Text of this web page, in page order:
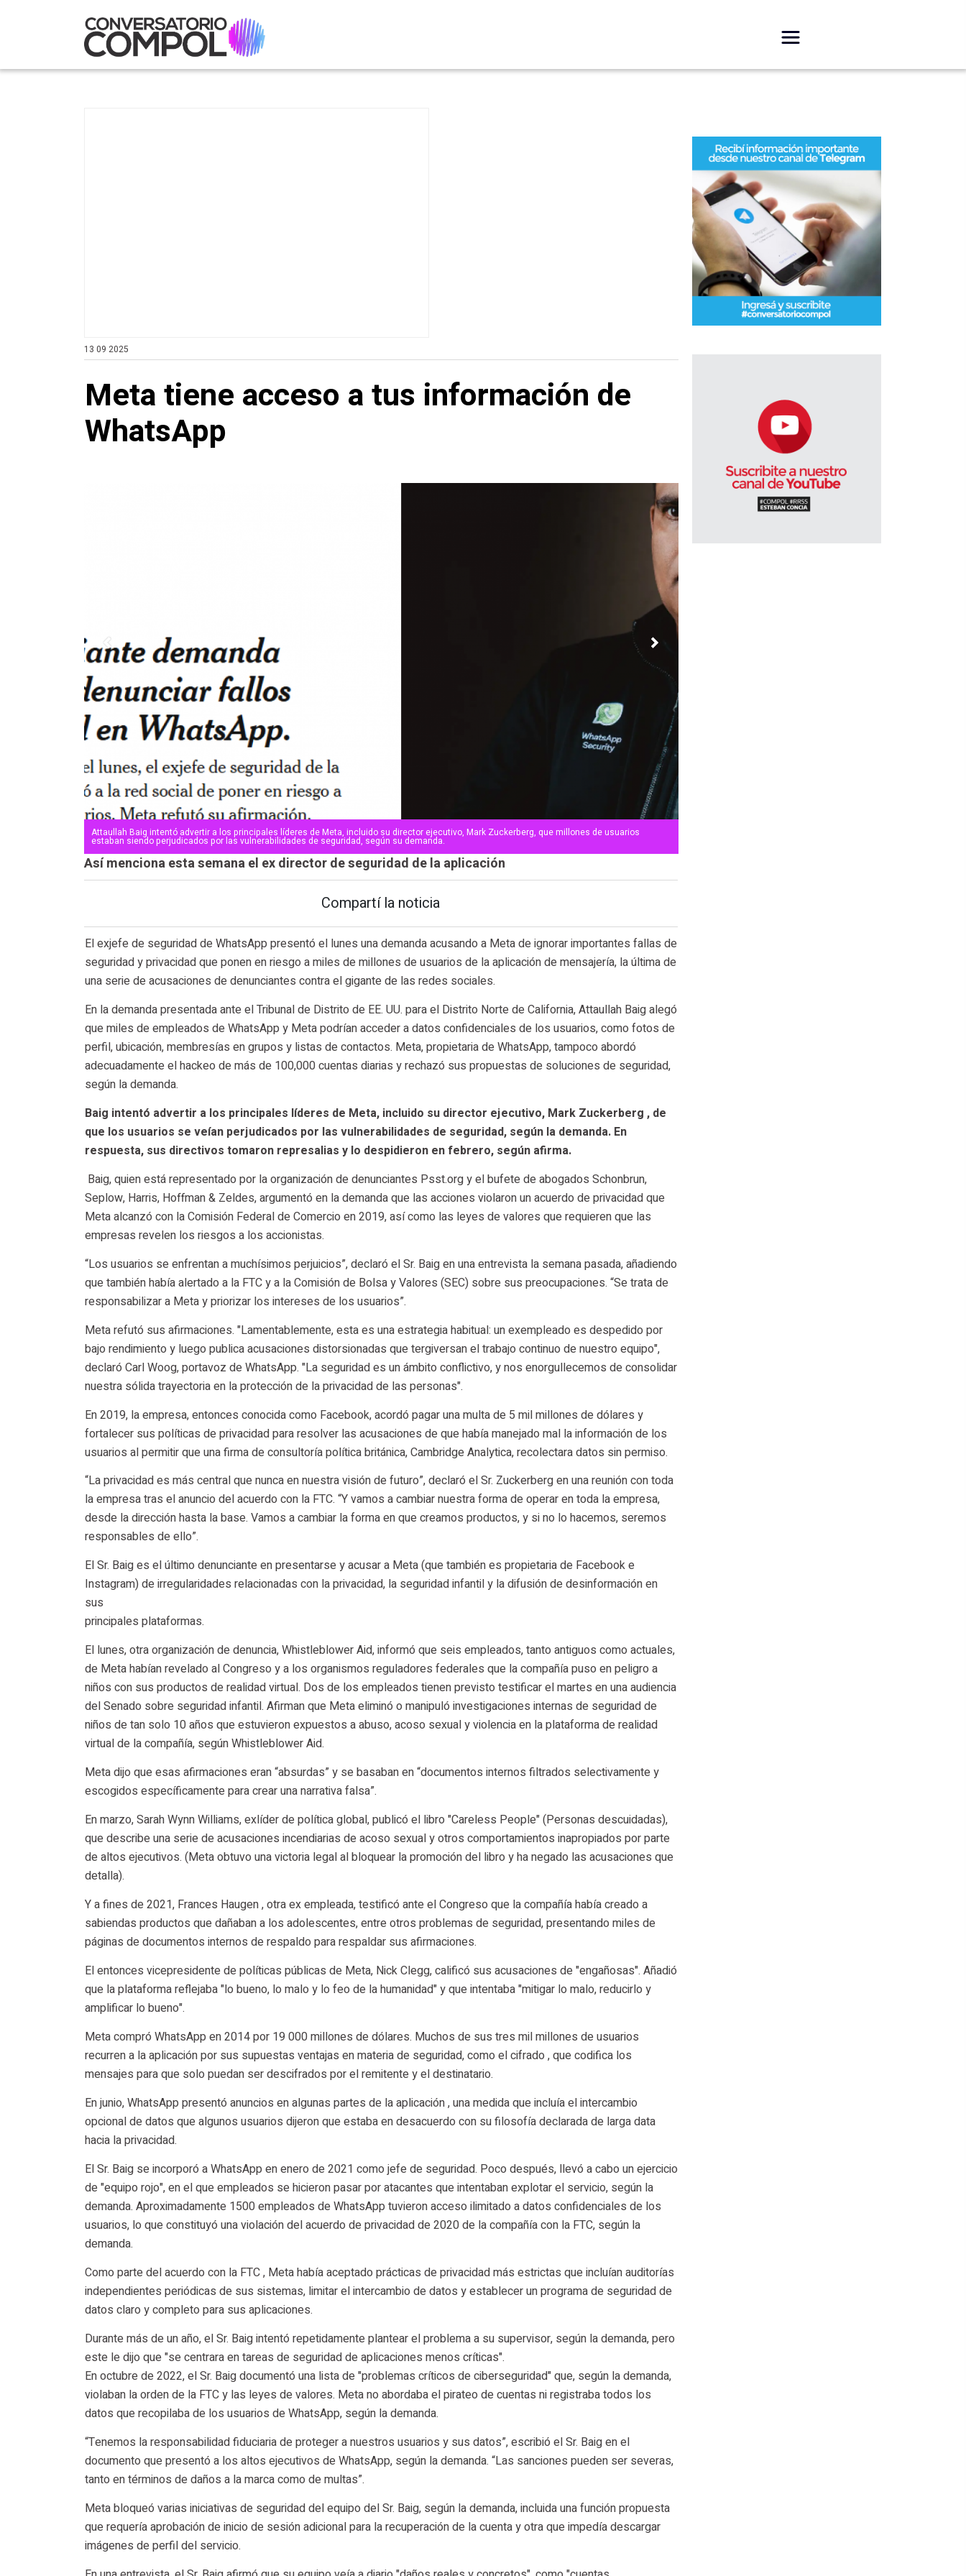
13 09 2025
Meta tiene acceso a tus información de
WhatsApp
Attaullah Baig intentó advertir a los principales líderes de Meta, incluido su director ejecutivo, Mark Zuckerberg, que millones de usuarios
estaban siendo perjudicados por las vulnerabilidades de seguridad, según su demanda.
Así menciona esta semana el ex director de seguridad de la aplicación
Compartí la noticia
El exjefe de seguridad de WhatsApp presentó el lunes una demanda acusando a Meta de ignorar importantes fallas de
seguridad y privacidad que ponen en riesgo a miles de millones de usuarios de la aplicación de mensajería, la última de
una serie de acusaciones de denunciantes contra el gigante de las redes sociales.
En la demanda presentada ante el Tribunal de Distrito de EE. UU. para el Distrito Norte de California, Attaullah Baig alegó
que miles de empleados de WhatsApp y Meta podrían acceder a datos confidenciales de los usuarios, como fotos de
perfil, ubicación, membresías en grupos y listas de contactos. Meta, propietaria de WhatsApp, tampoco abordó
adecuadamente el hackeo de más de 100,000 cuentas diarias y rechazó sus propuestas de soluciones de seguridad,
según la demanda.
Baig intentó advertir a los principales líderes de Meta, incluido su director ejecutivo, Mark Zuckerberg , de
que los usuarios se veían perjudicados por las vulnerabilidades de seguridad, según la demanda. En
respuesta, sus directivos tomaron represalias y lo despidieron en febrero, según afirma.
Baig, quien está representado por la organización de denunciantes Psst.org y el bufete de abogados Schonbrun,
Seplow, Harris, Hoffman & Zeldes, argumentó en la demanda que las acciones violaron un acuerdo de privacidad que
Meta alcanzó con la Comisión Federal de Comercio en 2019, así como las leyes de valores que requieren que las
empresas revelen los riesgos a los accionistas.
“Los usuarios se enfrentan a muchísimos perjuicios”, declaró el Sr. Baig en una entrevista la semana pasada, añadiendo
que también había alertado a la FTC y a la Comisión de Bolsa y Valores (SEC) sobre sus preocupaciones. “Se trata de
responsabilizar a Meta y priorizar los intereses de los usuarios”.
Meta refutó sus afirmaciones. "Lamentablemente, esta es una estrategia habitual: un exempleado es despedido por
bajo rendimiento y luego publica acusaciones distorsionadas que tergiversan el trabajo continuo de nuestro equipo",
declaró Carl Woog, portavoz de WhatsApp. "La seguridad es un ámbito conflictivo, y nos enorgullecemos de consolidar
nuestra sólida trayectoria en la protección de la privacidad de las personas".
En 2019, la empresa, entonces conocida como Facebook, acordó pagar una multa de 5 mil millones de dólares y
fortalecer sus políticas de privacidad para resolver las acusaciones de que había manejado mal la información de los
usuarios al permitir que una firma de consultoría política británica, Cambridge Analytica, recolectara datos sin permiso.
“La privacidad es más central que nunca en nuestra visión de futuro”, declaró el Sr. Zuckerberg en una reunión con toda
la empresa tras el anuncio del acuerdo con la FTC. “Y vamos a cambiar nuestra forma de operar en toda la empresa,
desde la dirección hasta la base. Vamos a cambiar la forma en que creamos productos, y si no lo hacemos, seremos
responsables de ello”.
El Sr. Baig es el último denunciante en presentarse y acusar a Meta (que también es propietaria de Facebook e
Instagram) de irregularidades relacionadas con la privacidad, la seguridad infantil y la difusión de desinformación en
sus
principales plataformas.
El lunes, otra organización de denuncia, Whistleblower Aid, informó que seis empleados, tanto antiguos como actuales,
de Meta habían revelado al Congreso y a los organismos reguladores federales que la compañía puso en peligro a
niños con sus productos de realidad virtual. Dos de los empleados tienen previsto testificar el martes en una audiencia
del Senado sobre seguridad infantil. Afirman que Meta eliminó o manipuló investigaciones internas de seguridad de
niños de tan solo 10 años que estuvieron expuestos a abuso, acoso sexual y violencia en la plataforma de realidad
virtual de la compañía, según Whistleblower Aid.
Meta dijo que esas afirmaciones eran “absurdas” y se basaban en “documentos internos filtrados selectivamente y
escogidos específicamente para crear una narrativa falsa”.
En marzo, Sarah Wynn Williams, exlíder de política global, publicó el libro "Careless People" (Personas descuidadas),
que describe una serie de acusaciones incendiarias de acoso sexual y otros comportamientos inapropiados por parte
de altos ejecutivos. (Meta obtuvo una victoria legal al bloquear la promoción del libro y ha negado las acusaciones que
detalla).
Y a fines de 2021, Frances Haugen , otra ex empleada, testificó ante el Congreso que la compañía había creado a
sabiendas productos que dañaban a los adolescentes, entre otros problemas de seguridad, presentando miles de
páginas de documentos internos de respaldo para respaldar sus afirmaciones.
El entonces vicepresidente de políticas públicas de Meta, Nick Clegg, calificó sus acusaciones de "engañosas". Añadió
que la plataforma reflejaba "lo bueno, lo malo y lo feo de la humanidad" y que intentaba "mitigar lo malo, reducirlo y
amplificar lo bueno".
Meta compró WhatsApp en 2014 por 19 000 millones de dólares. Muchos de sus tres mil millones de usuarios
recurren a la aplicación por sus supuestas ventajas en materia de seguridad, como el cifrado , que codifica los
mensajes para que solo puedan ser descifrados por el remitente y el destinatario.
En junio, WhatsApp presentó anuncios en algunas partes de la aplicación , una medida que incluía el intercambio
opcional de datos que algunos usuarios dijeron que estaba en desacuerdo con su filosofía declarada de larga data
hacia la privacidad.
El Sr. Baig se incorporó a WhatsApp en enero de 2021 como jefe de seguridad. Poco después, llevó a cabo un ejercicio
de "equipo rojo", en el que empleados se hicieron pasar por atacantes que intentaban explotar el servicio, según la
demanda. Aproximadamente 1500 empleados de WhatsApp tuvieron acceso ilimitado a datos confidenciales de los
usuarios, lo que constituyó una violación del acuerdo de privacidad de 2020 de la compañía con la FTC, según la
demanda.
Como parte del acuerdo con la FTC , Meta había aceptado prácticas de privacidad más estrictas que incluían auditorías
independientes periódicas de sus sistemas, limitar el intercambio de datos y establecer un programa de seguridad de
datos claro y completo para sus aplicaciones.
Durante más de un año, el Sr. Baig intentó repetidamente plantear el problema a su supervisor, según la demanda, pero
este le dijo que "se centrara en tareas de seguridad de aplicaciones menos críticas".
En octubre de 2022, el Sr. Baig documentó una lista de "problemas críticos de ciberseguridad" que, según la demanda,
violaban la orden de la FTC y las leyes de valores. Meta no abordaba el pirateo de cuentas ni registraba todos los
datos que recopilaba de los usuarios de WhatsApp, según la demanda.
“Tenemos la responsabilidad fiduciaria de proteger a nuestros usuarios y sus datos”, escribió el Sr. Baig en el
documento que presentó a los altos ejecutivos de WhatsApp, según la demanda. “Las sanciones pueden ser severas,
tanto en términos de daños a la marca como de multas”.
Meta bloqueó varias iniciativas de seguridad del equipo del Sr. Baig, según la demanda, incluida una función propuesta
que requería aprobación de inicio de sesión adicional para la recuperación de la cuenta y otra que impedía descargar
imágenes de perfil del servicio.